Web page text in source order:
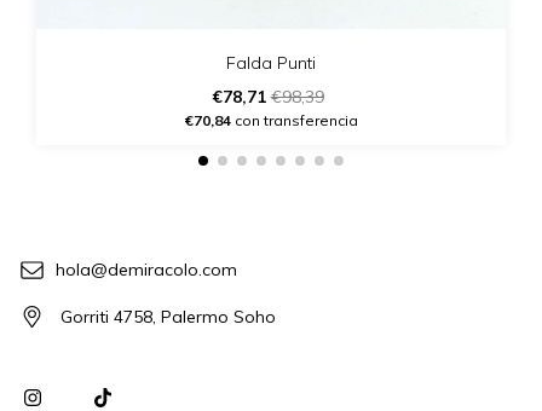
Falda Punti
€78,71€98,39
€70,84con transferencia
hola@demiracolo.com
Gorriti 4758, Palermo Soho